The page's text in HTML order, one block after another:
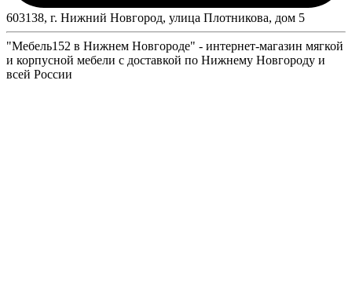
603138, г. Нижний Новгород, улица Плотникова, дом 5
"Мебель152 в Нижнем Новгороде" - интернет-магазин мягкой
и корпусной мебели с доставкой по Нижнему Новгороду и
всей России